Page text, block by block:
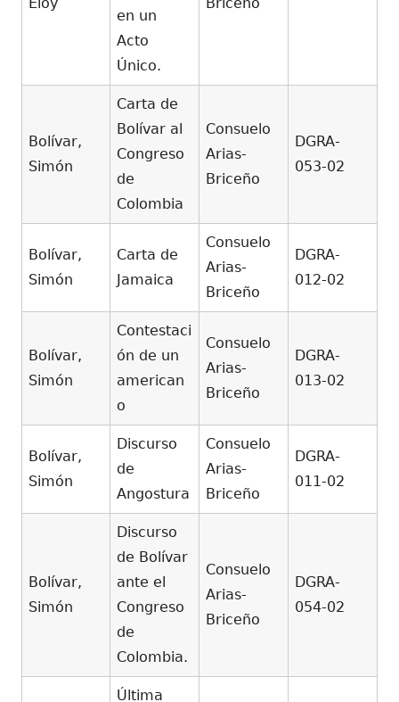
en un
Acto
Único.
Bolívar,
Simón
Carta de
Bolívar al
Congreso
de
Colombia
Consuelo
Arias-
Briceño
DGRA-
053-02
Bolívar,
Simón
Carta de
Jamaica
Consuelo
Arias-
Briceño
DGRA-
012-02
Bolívar,
Simón
Contestaci
ón de un
american
o
Consuelo
Arias-
Briceño
DGRA-
013-02
Bolívar,
Simón
Discurso
de
Angostura
Consuelo
Arias-
Briceño
DGRA-
011-02
Bolívar,
Simón
Discurso
de Bolívar
ante el
Congreso
de
Colombia.
Consuelo
Arias-
Briceño
DGRA-
054-02
Última